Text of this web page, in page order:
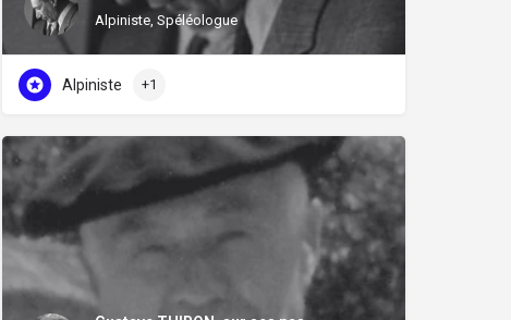
Alpiniste, Spéléologue
Alpiniste +1